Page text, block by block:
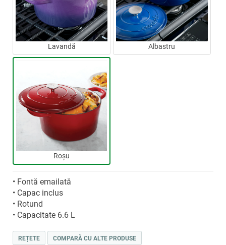
Lavandă Albastru
Roșu
• Fontă emailată
• Capac inclus
• Rotund
• Capacitate 6.6 L
REȚETE COMPARĂ CU ALTE PRODUSE